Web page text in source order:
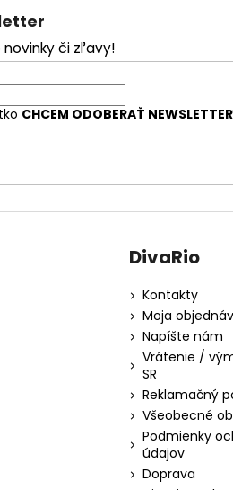
či zľavy!
CHCEM ODOBERAŤ
DivaRio
Kontakty
Moja
Napíšte nám
Vrátenie /
SR
Reklamačný
Všeobecné
Podmienky
údajov
Doprava